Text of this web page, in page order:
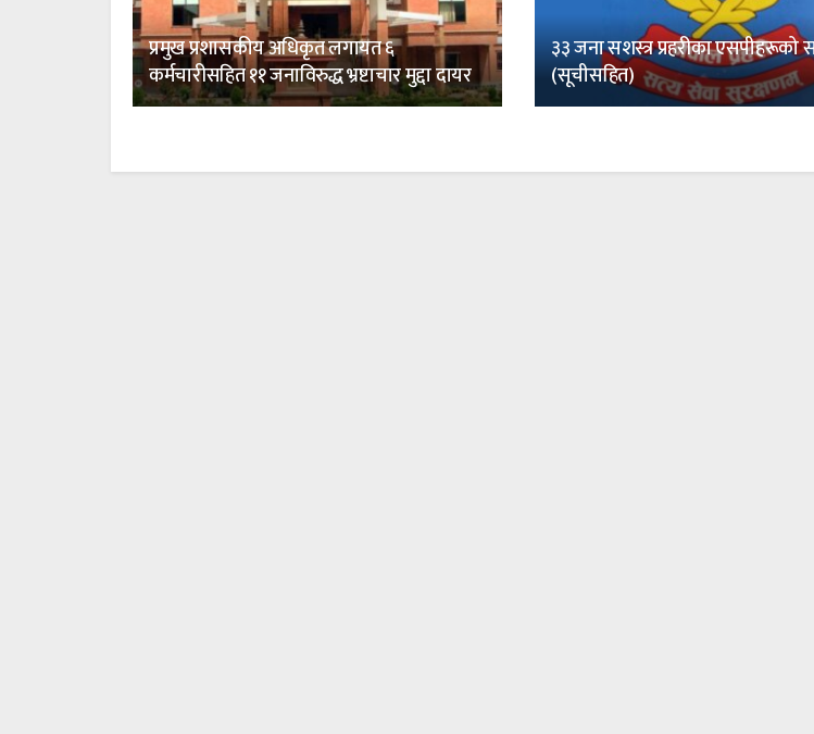
प्रमुख प्रशासकीय अधिकृत लगायत ६
कर्मचारीसहित ११ जनाविरुद्ध भ्रष्टाचार मुद्दा दायर
३३ जना सशस्त्र प्रहरीका एसपीहरूको
(सूचीसहित)